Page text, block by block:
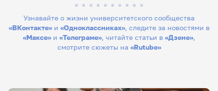
Узнавайте о жизни университетского сообщества
«ВКонтакте»и «Одноклассниках», следите за новостями в
«Максе» и «Телеграме», читайте статьи в «Дзене»,
смотрите сюжеты на «Rutube»